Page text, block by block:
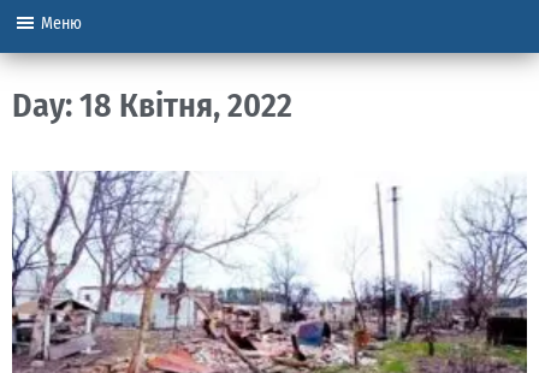
Меню
Day: 18 Квітня, 2022